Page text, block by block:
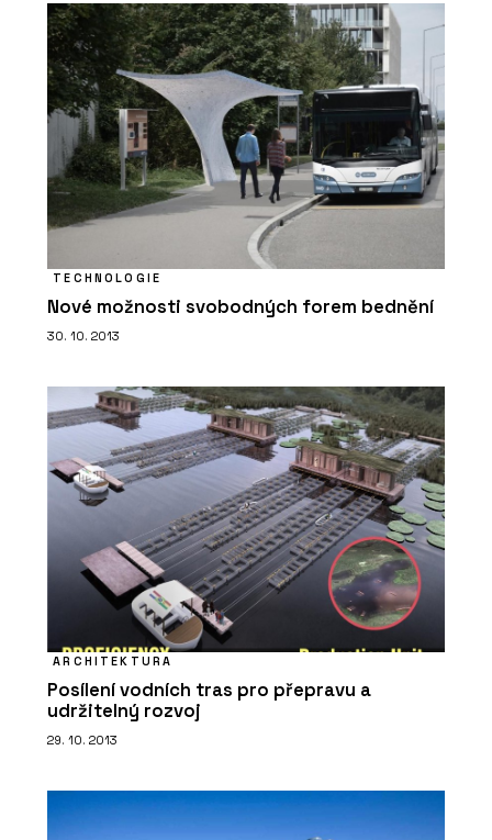
TECHNOLOGIE
Nové možnosti svobodných forem bednění
30. 10. 2013
ARCHITEKTURA
Posílení vodních tras pro přepravu a
udržitelný rozvoj
29. 10. 2013